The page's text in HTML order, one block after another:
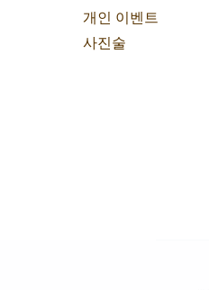
개인 이벤트
사진술